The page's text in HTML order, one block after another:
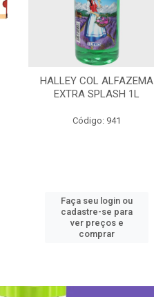
HALLEY COL ALFAZEMA
EXTRA SPLASH 1L
Código: 941
Faça seu login ou
cadastre-se para
ver preços e
comprar